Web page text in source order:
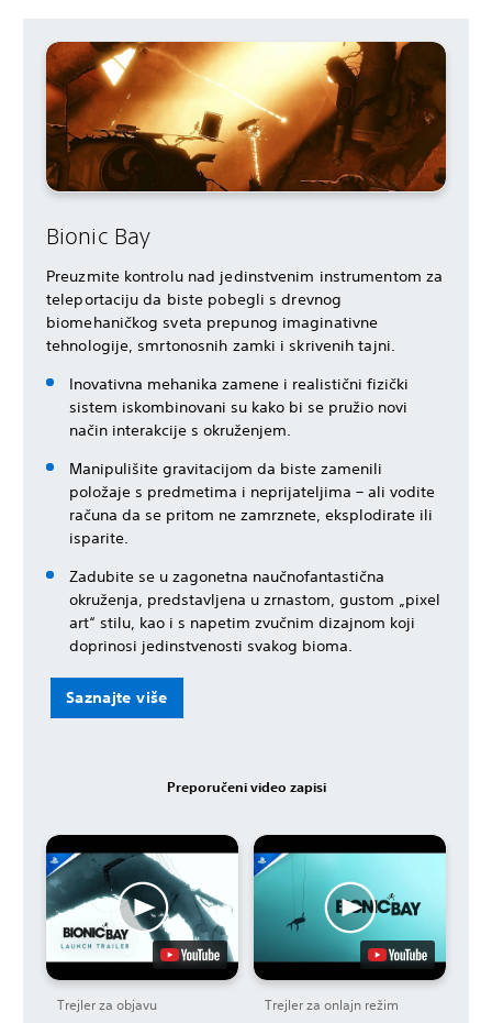
Bionic Bay
Preuzmite kontrolu nad jedinstvenim instrumentom za
teleportaciju da biste pobegli s drevnog
biomehaničkog sveta prepunog imaginativne
tehnologije, smrtonosnih zamki i skrivenih tajni.
Inovativna mehanika zamene i realistični fizički
sistem iskombinovani su kako bi se pružio novi
način interakcije s okruženjem.
Manipulišite gravitacijom da biste zamenili
položaje s predmetima i neprijateljima – ali vodite
računa da se pritom ne zamrznete, eksplodirate ili
isparite.
Zadubite se u zagonetna naučnofantastična
okruženja, predstavljena u zrnastom, gustom „pixel
art“ stilu, kao i s napetim zvučnim dizajnom koji
doprinosi jedinstvenosti svakog bioma.
Saznajte više
Preporučeni video zapisi
Trejler za objavu Trejler za onlajn režim